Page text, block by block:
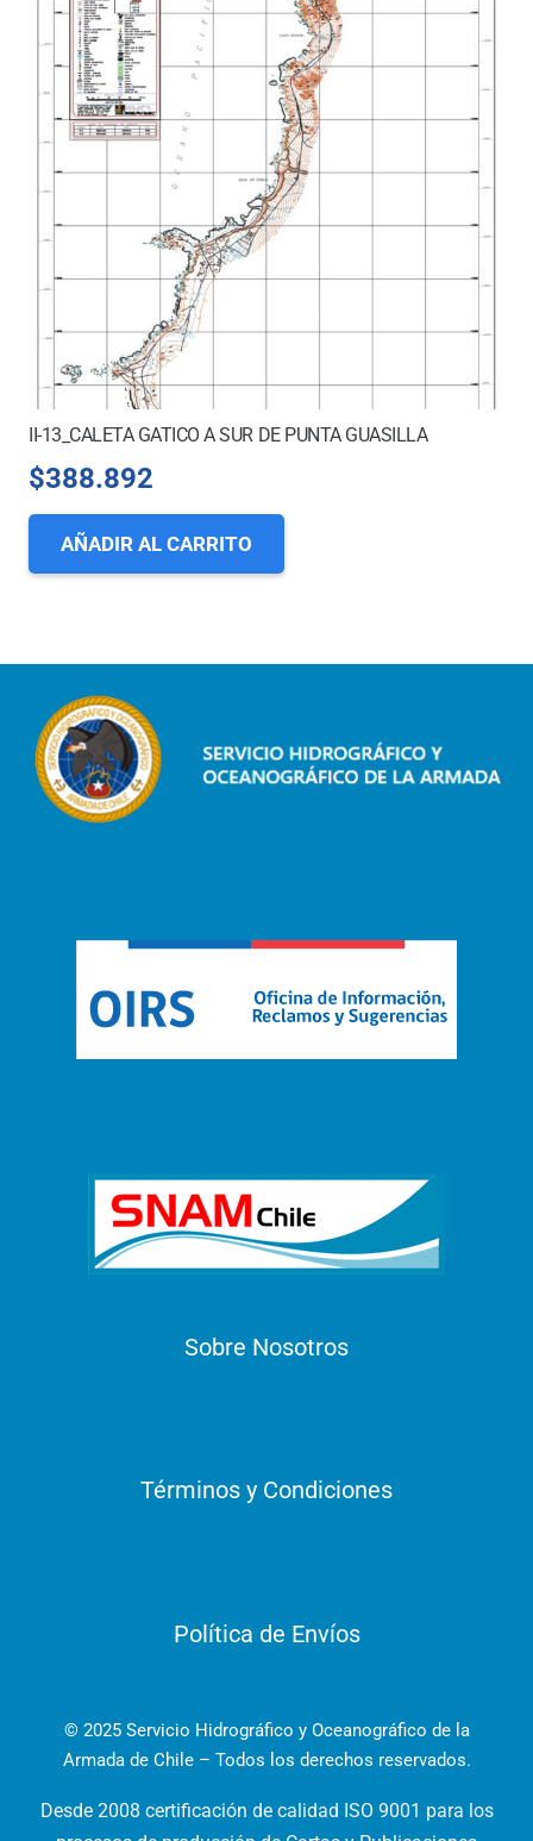
II-13_CALETA GATICO A SUR DE PUNTA GUASILLA
$388.892
AÑADIR AL CARRITO
Sobre Nosotros
Términos y Condiciones
Política de Envíos
© 2025 Servicio Hidrográfico y Oceanográfico de la
Armada de Chile – Todos los derechos reservados.
Desde 2008 certificación de calidad ISO 9001 para los